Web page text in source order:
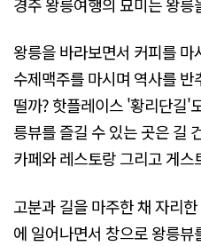
왕릉을 바라보면서 커피를
수제맥주를 마시며 역사를
떨까? 핫플레이스 '황리단길'
릉뷰를 즐길 수 있는 곳은 길
카페와 레스토랑 그리고 게스
고분과 길을 마주한 채 자리
에 일어나면서 창으로 왕릉